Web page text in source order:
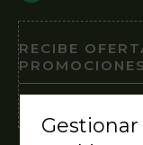
RECIBE
PROMOCIONES